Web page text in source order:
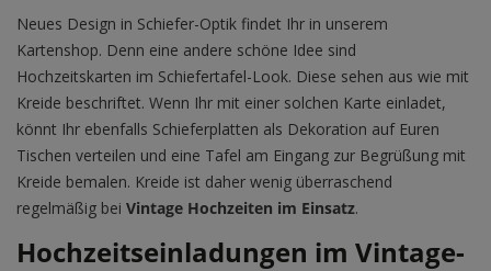
Neues Design in Schiefer-Optik findet Ihr in unserem
Kartenshop. Denn eine andere schöne Idee sind
Hochzeitskarten im Schiefertafel-Look. Diese sehen aus wie mit
Kreide beschriftet. Wenn Ihr mit einer solchen Karte einladet,
könnt Ihr ebenfalls Schieferplatten als Dekoration auf Euren
Tischen verteilen und eine Tafel am Eingang zur Begrüßung mit
Kreide bemalen. Kreide ist daher wenig überraschend
regelmäßig bei Vintage Hochzeiten im Einsatz.
Hochzeitseinladungen im Vintage-